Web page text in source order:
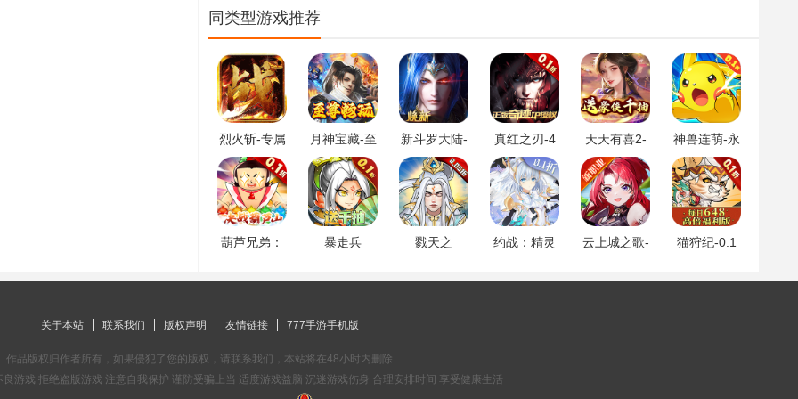
同类型游戏推荐
烈火斩-专属
月神宝藏-至
新斗罗大陆-
师
真红之刃-4
0.1折
天天有喜2-
神兽连萌-永
葫芦兄弟：
折扣
暴走兵
戮天之
约战：精灵
云上城之歌-
猫狩纪-0.1
关于本站 联系我们 版权声明 友情链接 777手游手机版
作品版权归作者所有，如果侵犯了您的版权，请联系我们，本站将在48小时内删除
游戏 拒绝盗版游戏 注意自我保护 谨防受骗上当 适度游戏益脑 沉迷游戏伤身 合理安排时间 享受健康生活